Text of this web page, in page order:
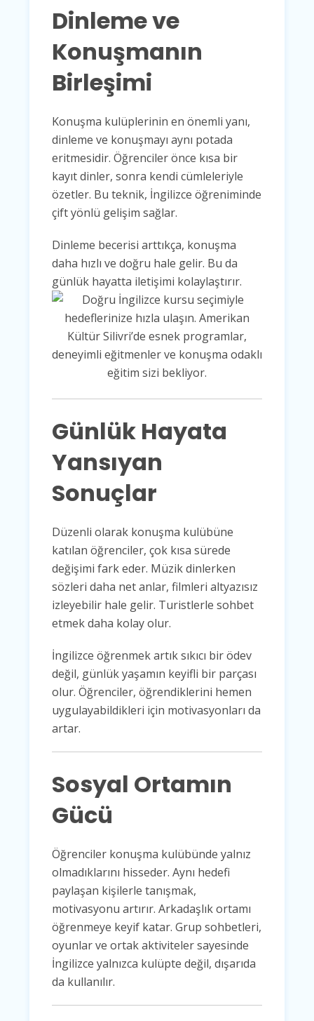
Dinleme ve
Konuşmanın
Birleşimi
Konuşma kulüplerinin en önemli yanı,
dinleme ve konuşmayı aynı potada
eritmesidir. Öğrenciler önce kısa bir
kayıt dinler, sonra kendi cümleleriyle
özetler. Bu teknik, İngilizce öğreniminde
çift yönlü gelişim sağlar.
Dinleme becerisi arttıkça, konuşma
daha hızlı ve doğru hale gelir. Bu da
günlük hayatta iletişimi kolaylaştırır.
Günlük Hayata
Yansıyan
Sonuçlar
Düzenli olarak konuşma kulübüne
katılan öğrenciler, çok kısa sürede
değişimi fark eder. Müzik dinlerken
sözleri daha net anlar, filmleri altyazısız
izleyebilir hale gelir. Turistlerle sohbet
etmek daha kolay olur.
İngilizce öğrenmek artık sıkıcı bir ödev
değil, günlük yaşamın keyifli bir parçası
olur. Öğrenciler, öğrendiklerini hemen
uygulayabildikleri için motivasyonları da
artar.
Sosyal Ortamın
Gücü
Öğrenciler konuşma kulübünde yalnız
olmadıklarını hisseder. Aynı hedefi
paylaşan kişilerle tanışmak,
motivasyonu artırır. Arkadaşlık ortamı
öğrenmeye keyif katar. Grup sohbetleri,
oyunlar ve ortak aktiviteler sayesinde
İngilizce yalnızca kulüpte değil, dışarıda
da kullanılır.